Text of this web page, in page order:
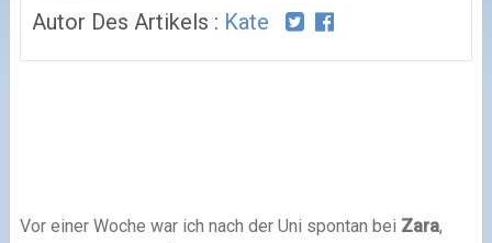
Autor Des Artikels : Kate
Vor einer Woche war ich nach der Uni spontan bei Zara,